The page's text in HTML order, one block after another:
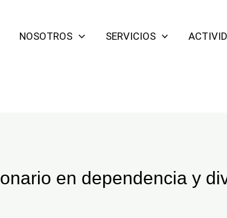
NOSOTROS SERVICIOS
en dependencia y